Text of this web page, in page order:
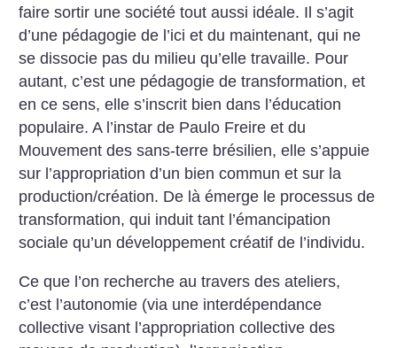
faire sortir une société tout aussi idéale. Il s’agit
d’une pédagogie de l’ici et du maintenant, qui ne
se dissocie pas du milieu qu’elle travaille. Pour
autant, c’est une pédagogie de transformation, et
en ce sens, elle s’inscrit bien dans l’éducation
populaire. A l’instar de Paulo Freire et du
Mouvement des sans-terre brésilien, elle s’appuie
sur l’appropriation d’un bien commun et sur la
production/création. De là émerge le processus de
transformation, qui induit tant l’émancipation
sociale qu’un développement créatif de ­l’individu.
Ce que l’on recherche au travers des ateliers,
c’est l’autonomie (via une interdépendance
collective visant ­l’appropriation collective des